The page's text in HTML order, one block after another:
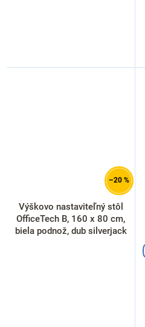
–20 %
Výškovo nastaviteľný stôl
OfficeTech B, 160 x 80 cm,
biela podnož, dub silverjack